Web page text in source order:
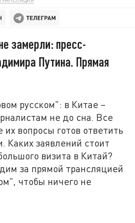
замерли: пресс-
Путина. Прямая
русском": в Китае –
не до сна. Все
их вопросы готов ответить
Каких заявлений стоит
визита в Китай?
за прямой трансляцией
чтобы ничего не